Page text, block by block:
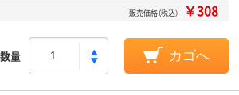
販売価格（税込） ￥308
数量 カゴへ